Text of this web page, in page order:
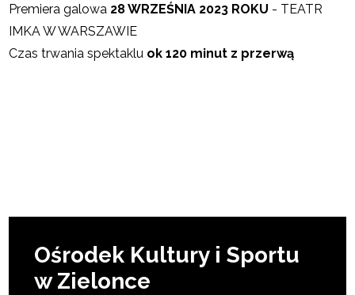
Premiera galowa 28 WRZEŚNIA 2023 ROKU - TEATR
IMKA W WARSZAWIE
Czas trwania spektaklu ok 120 minut z przerwą
Ośrodek Kultury i Sportu
w Zielonce